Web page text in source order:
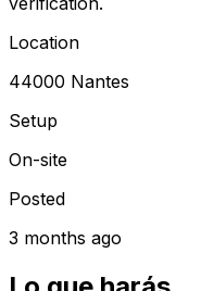
Location
44000 Nantes
Setup
On-site
Posted
3 months ago